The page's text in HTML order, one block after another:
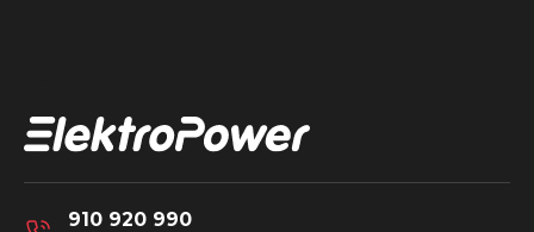
910 920 990